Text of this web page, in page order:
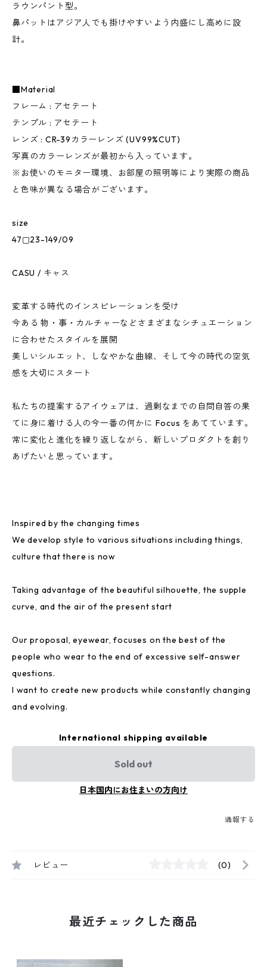
ラウンパント型。
鼻パットはアジア人でも掛けやすいよう内盛にし高めに設
計。
■Material
フレーム : アセテート
テンプル : アセテート
レンズ : CR-39カラーレンズ (UV99%CUT)
写真のカラーレンズが最初から入っています。
※お使いのモニター環境、お部屋の照明等により実際の商品
と色味が異なる場合がございます。
size
47▢23-149/09
CASU / キャス
変革する時代のインスピレーションを受け
今ある 物・事・カルチャーなどさまざまなシチュエーション
に合わせたスタイルを展開
美しいシルエット、しなやかな曲線、そして今の時代の空気
感を大切にスタート
私たちの提案するアイウェアは、過剰なまでの自問自答の果
てに身に着ける人の今一番の何かに Focus をあてています。
常に変化と進化を繰り返しながら、新しいプロダクトを創り
あげたいと思っています。
Inspired by the changing times
We develop style to various situations including things,
culture that there is now
Taking advantage of the beautiful silhouette, the supple
curve, and the air of the present start
Our proposal, eyewear, focuses on the best of the
people who wear to the end of excessive self-answer
questions.
I want to create new products while constantly changing
and evolving.
International shipping available
Sold out
日本国内にお住まいの方向け
通報する
レビュー (0)
最近チェックした商品